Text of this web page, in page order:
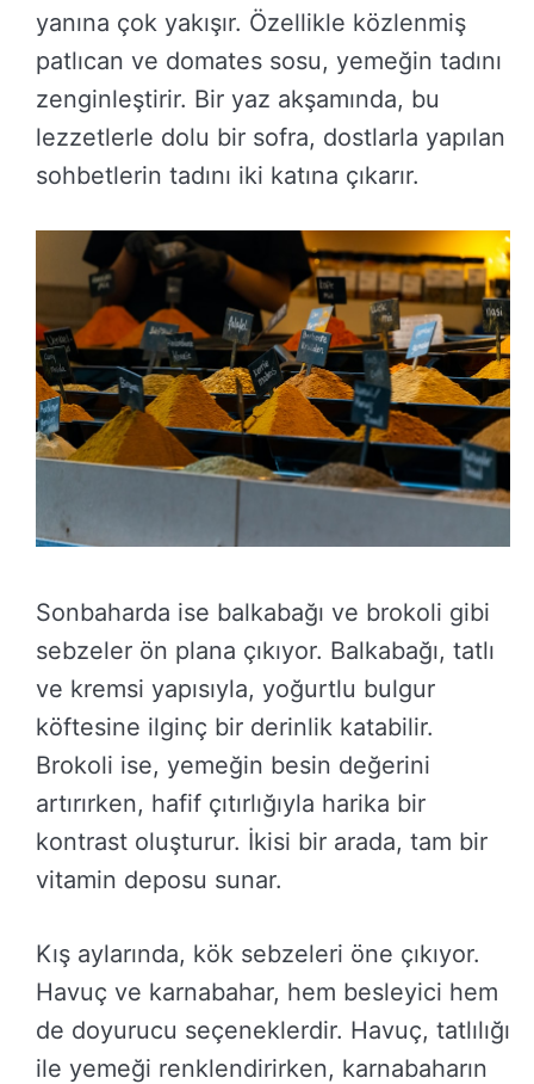
yanına çok yakışır. Özellikle közlenmiş
patlıcan ve domates sosu, yemeğin tadını
zenginleştirir. Bir yaz akşamında, bu
lezzetlerle dolu bir sofra, dostlarla yapılan
sohbetlerin tadını iki katına çıkarır.
Sonbaharda ise balkabağı ve brokoli gibi
sebzeler ön plana çıkıyor. Balkabağı, tatlı
ve kremsi yapısıyla, yoğurtlu bulgur
köftesine ilginç bir derinlik katabilir.
Brokoli ise, yemeğin besin değerini
artırırken, hafif çıtırlığıyla harika bir
kontrast oluşturur. İkisi bir arada, tam bir
vitamin deposu sunar.
Kış aylarında, kök sebzeleri öne çıkıyor.
Havuç ve karnabahar, hem besleyici hem
de doyurucu seçeneklerdir. Havuç, tatlılığı
ile yemeği renklendirirken, karnabaharın